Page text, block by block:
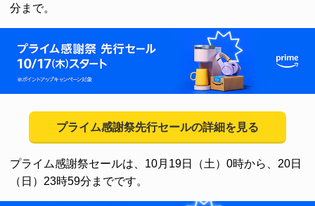
分まで。
プライム感謝祭先行セールの詳細を見る
プライム感謝祭セールは、10月19日（土）0時から、20日
（日）23時59分までです。